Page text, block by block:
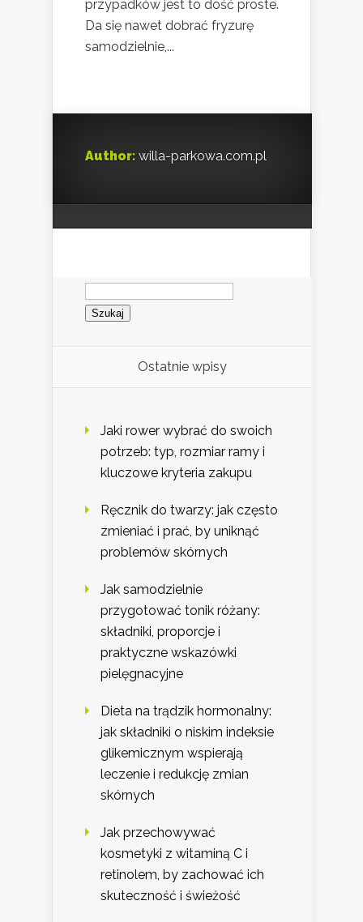
przypadków jest to dość proste.
Da się nawet dobrać fryzurę
samodzielnie,...
Author: willa-parkowa.com.pl
Szukaj:
Ostatnie wpisy
Jaki rower wybrać do swoich
potrzeb: typ, rozmiar ramy i
kluczowe kryteria zakupu
Ręcznik do twarzy: jak często
zmieniać i prać, by uniknąć
problemów skórnych
Jak samodzielnie
przygotować tonik różany:
składniki, proporcje i
praktyczne wskazówki
pielęgnacyjne
Dieta na trądzik hormonalny:
jak składniki o niskim indeksie
glikemicznym wspierają
leczenie i redukcję zmian
skórnych
Jak przechowywać
kosmetyki z witaminą C i
retinolem, by zachować ich
skuteczność i świeżość